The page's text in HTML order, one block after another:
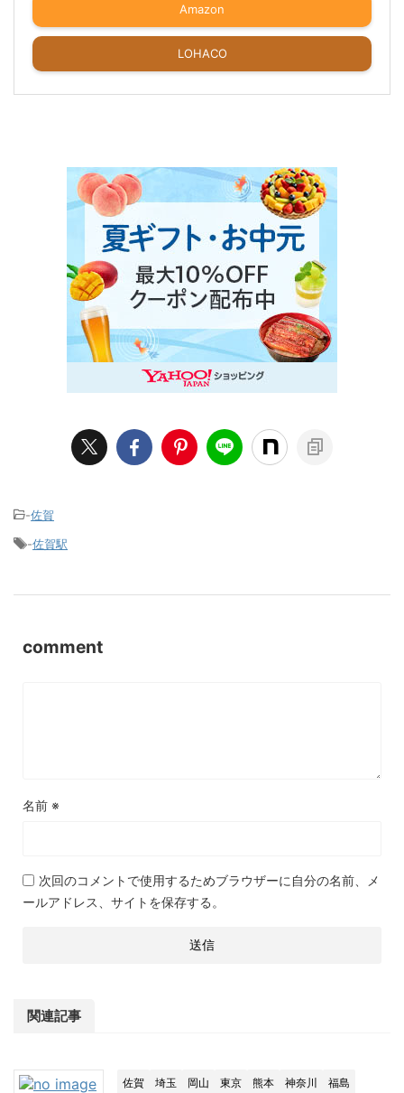
Amazon
LOHACO
-佐賀
-佐賀駅
comment
名前 ※
次回のコメントで使用するためブラウザーに自分の名前、メ
ールアドレス、サイトを保存する。
関連記事
佐賀 埼玉 岡山 東京 熊本 神奈川 福島